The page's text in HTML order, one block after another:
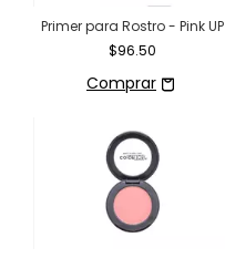
Primer para Rostro - Pink UP
$96.50